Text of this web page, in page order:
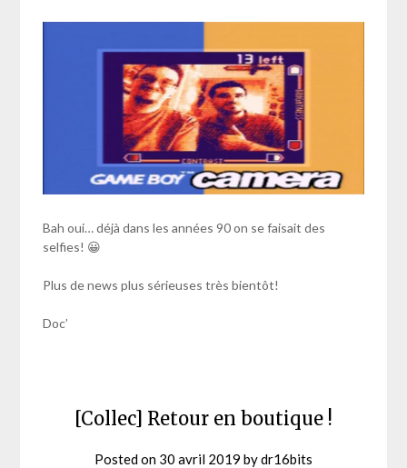
Bah oui… déjà dans les années 90 on se faisait des
selfies! 😀
Plus de news plus sérieuses très bientôt!
Doc’
[Collec] Retour en boutique !
Posted on 30 avril 2019 bydr16bits